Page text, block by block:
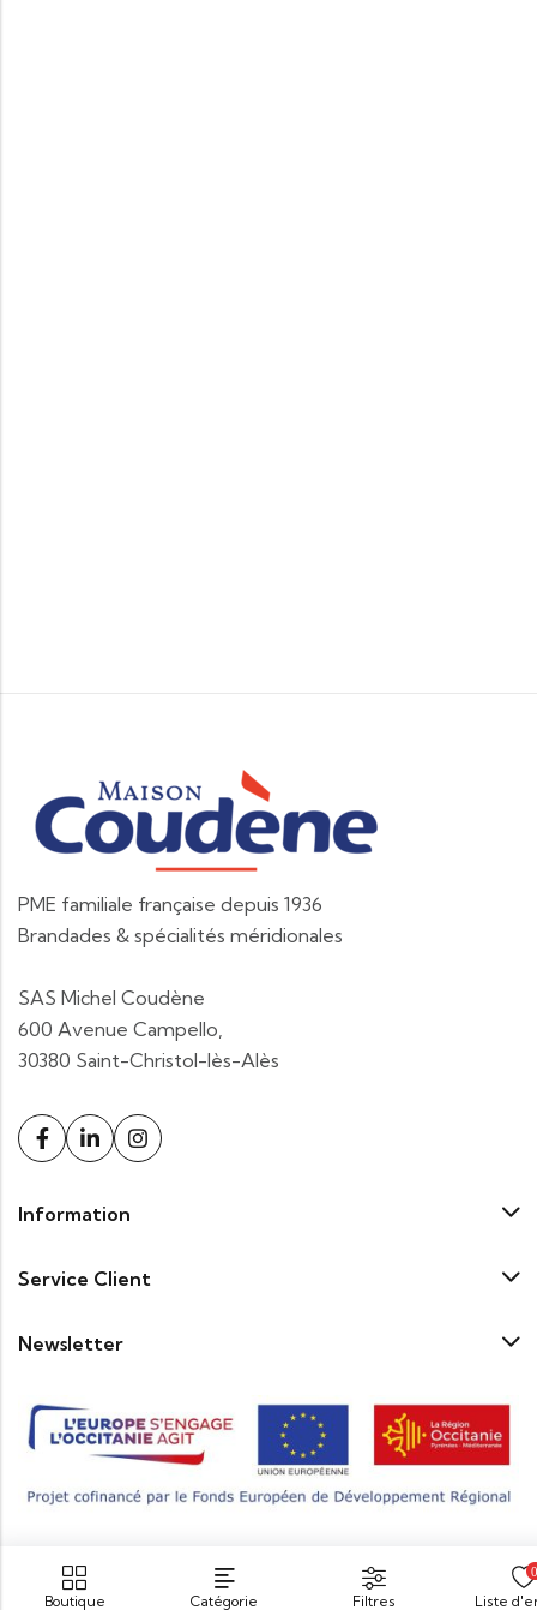
PME familiale française depuis 1936
Brandades & spécialités méridionales
SAS Michel Coudène
600 Avenue Campello,
30380 Saint-Christol-lès-Alès
Information
Service Client
Newsletter
Boutique Catégorie Filtres Liste